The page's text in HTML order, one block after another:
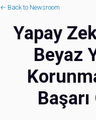
← Back to Newsroom
Yapay
Beyaz